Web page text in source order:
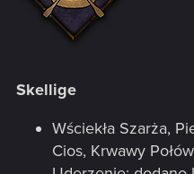
Skellige
Wściekła Szarża,
Cios, Krwawy